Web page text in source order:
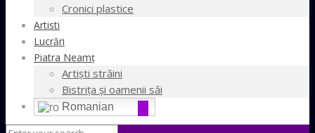
Cronici plastice
Artisti
Lucrări
Piatra Neamţ
Artişti străini
Bistriţa şi oamenii săi
Romanian